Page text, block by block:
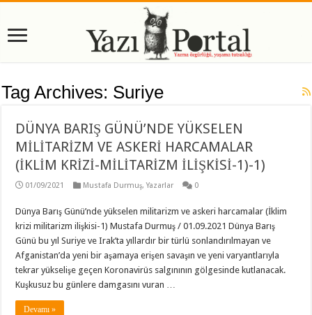
Tag Archives: Suriye
DÜNYA BARIŞ GÜNÜ’NDE YÜKSELEN
MİLİTARİZM VE ASKERİ HARCAMALAR
(İKLİM KRİZİ-MİLİTARİZM İLİŞKİSİ-1)-1)
01/09/2021 Mustafa Durmuş,Yazarlar 0
Dünya Barış Günü’nde yükselen militarizm ve askeri harcamalar (İklim
krizi militarizm ilişkisi-1) Mustafa Durmuş / 01.09.2021 Dünya Barış
Günü bu yıl Suriye ve Irak’ta yıllardır bir türlü sonlandırılmayan ve
Afganistan’da yeni bir aşamaya erişen savaşın ve yeni varyantlarıyla
tekrar yükselişe geçen Koronavirüs salgınının gölgesinde kutlanacak.
Kuşkusuz bu günlere damgasını vuran …
Devamı »